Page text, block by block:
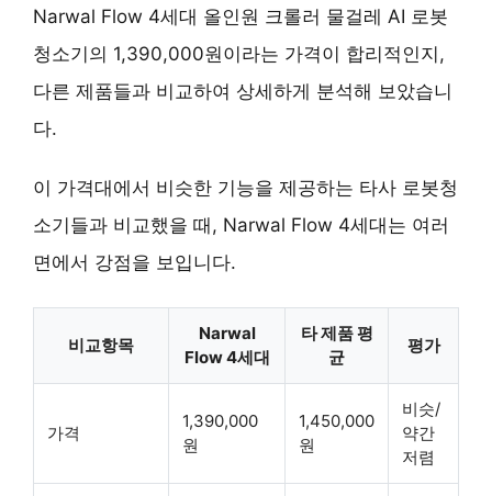
Narwal Flow 4세대 올인원 크롤러 물걸레 AI 로봇
청소기의 1,390,000원이라는 가격이 합리적인지,
다른 제품들과 비교하여 상세하게 분석해 보았습니
다.
이 가격대에서 비슷한 기능을 제공하는 타사 로봇청
소기들과 비교했을 때, Narwal Flow 4세대는 여러
면에서 강점을 보입니다.
비교항목
Narwal
Flow 4세대
타 제품 평
균
평가
가격
1,390,000
원
1,450,000
원
비슷/
약간
저렴